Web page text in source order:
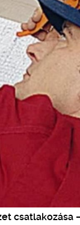
csatlakozása